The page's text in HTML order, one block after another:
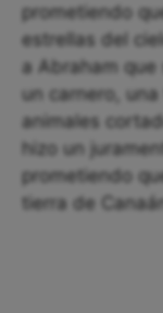
prometiendo
estrellas del
a Abraham que
un carnero,
animales
hizo un
prometiendo
tierra de